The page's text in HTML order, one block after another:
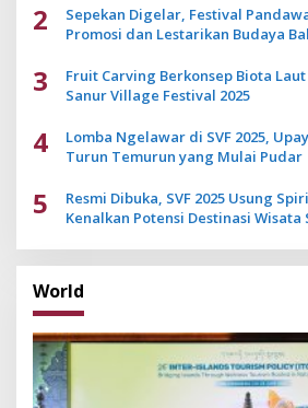
2
Sepekan Digelar, Festival
Promosi dan Lestarikan Budaya
3
Fruit Carving Berkonsep Biota
Sanur Village Festival 2025
4
Lomba Ngelawar di SVF 2025,
Turun Temurun yang Mulai Pudar
5
Resmi Dibuka, SVF 2025 Usung
Kenalkan Potensi Destinasi Wisata
World